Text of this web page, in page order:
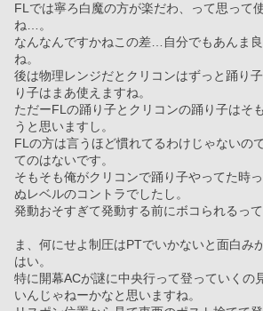
FLでは寧ろ白魔の方が楽だわ、って思って
ね…。
なんなんですかねこの差…自分でもあんま
ね。
後は物理レンジだとクリコンはずっと踊り
り子はまあ使えますね。
ただーFLの踊り子とクリコンの踊り子はそ
うと思いますし。
FLの方は言うほど慣れてるわけじゃないの
てのはないです。
そもそも俺がクリコンで踊り子やってた時
ぬレベルのコントラでしたし。
発動おそすぎて発動する前にボコられるって
ま、何にせよ制圧はPTでいかないと面白み
はい。
特に開幕ACが謎に中央行って登っていくの
いんじゃねーかなと思いますね。